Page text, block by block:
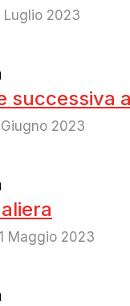
2023
successiva
2023
Maggio 2023